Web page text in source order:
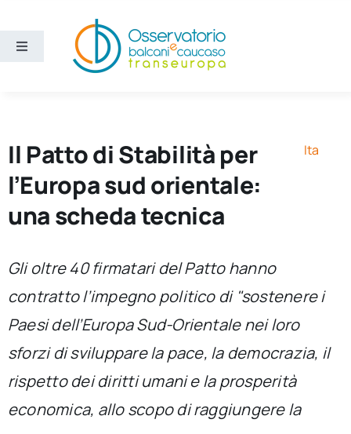
contenuto
Toggle
Ricerca e divulgazione
Chi siamo
per:
Newsletter
Il Patto di Stabilità per
l’Europa sud orientale:
una scheda tecnica
Ita
Gli oltre 40 firmatari del Patto hanno
contratto l’impegno politico di "sostenere i
Paesi dell’Europa Sud-Orientale nei loro
sforzi di sviluppare la pace, la democrazia, il
rispetto dei diritti umani e la prosperità
economica, allo scopo di raggiungere la